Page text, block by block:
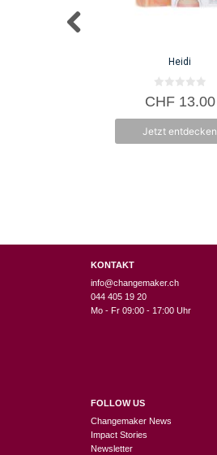
Heidi
0
v
5
CHF13.00
Jetzt entdecken
KONTAKT
info@changemaker.ch
044 405 19 20
Mo - Fr 09:00 - 17:00 Uhr
FOLLOW US
Changemaker News
Impact Stories
Newsletter